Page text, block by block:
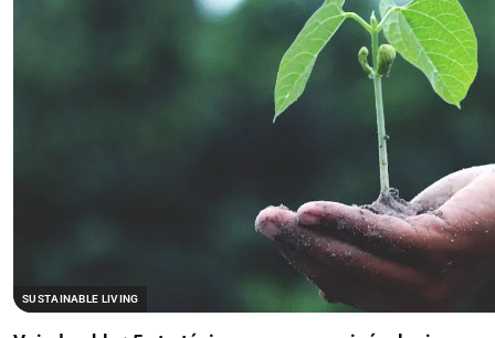
SUSTAINABLE LIVING